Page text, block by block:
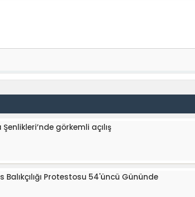
görkemli açılış
Balıkçılığı Protestosu 54'üncü Gününde